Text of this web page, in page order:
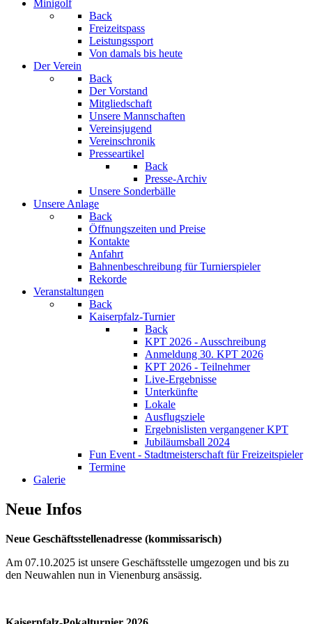
Minigolf
Back
Freizeitspass
Leistungssport
Von damals bis heute
Der Verein
Back
Der Vorstand
Mitgliedschaft
Unsere Mannschaften
Vereinsjugend
Vereinschronik
Presseartikel
Back
Presse-Archiv
Unsere Sonderbälle
Unsere Anlage
Back
Öffnungszeiten und Preise
Kontakte
Anfahrt
Bahnenbeschreibung für Turnierspieler
Rekorde
Veranstaltungen
Back
Kaiserpfalz-Turnier
Back
KPT 2026 - Ausschreibung
Anmeldung 30. KPT 2026
KPT 2026 - Teilnehmer
Live-Ergebnisse
Unterkünfte
Lokale
Ausflugsziele
Ergebnislisten vergangener KPT
Jubiläumsball 2024
Fun Event - Stadtmeisterschaft für Freizeitspieler
Termine
Galerie
Neue Infos
Neue Geschäftsstellenadresse (kommissarisch)
Am 07.10.2025 ist unsere Geschäftsstelle umgezogen und bis zu
den Neuwahlen nun in Vienenburg ansässig.